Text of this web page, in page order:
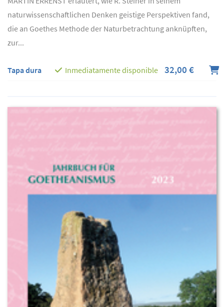
naturwissenschaftlichen Denken geistige Perspektiven fand,
die an Goethes Methode der Naturbetrachtung anknüpften,
zur...
Tapa dura Inmediatamente disponible 32,00 €